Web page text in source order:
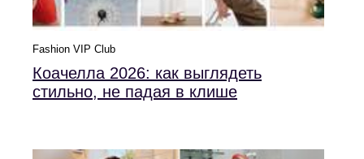
Fashion VIP Club
Коачелла 2026: как выглядеть
стильно, не падая в клише